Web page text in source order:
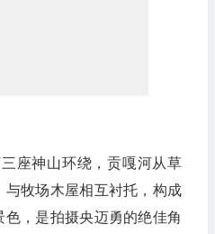
三座神山环绕，贡嘎河从草
牧场木屋相互衬托，构成
，是拍摄央迈勇的绝佳角